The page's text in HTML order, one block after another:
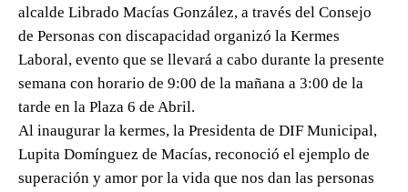
alcalde Librado Macías González, a través del Consejo
de Personas con discapacidad organizó la Kermes
Laboral, evento que se llevará a cabo durante la presente
semana con horario de 9:00 de la mañana a 3:00 de la
tarde en la Plaza 6 de Abril.
Al inaugurar la kermes, la Presidenta de DIF Municipal,
Lupita Domínguez de Macías, reconoció el ejemplo de
superación y amor por la vida que nos dan las personas